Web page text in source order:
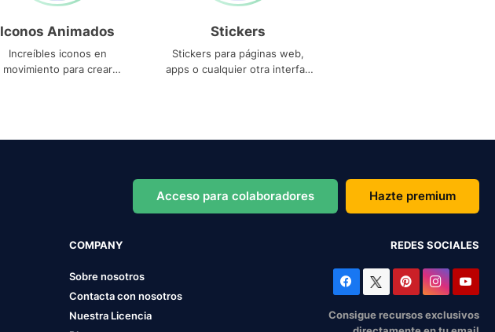
Iconos Animados
Increíbles iconos en
movimiento para crear
Stickers
Stickers para páginas web,
apps o cualquier otra interfaz
Acceso para colaboradores Hazte premium
COMPANY
Sobre nosotros
Contacta con nosotros
Nuestra Licencia
REDES SOCIALES
Consigue recursos exclusivos